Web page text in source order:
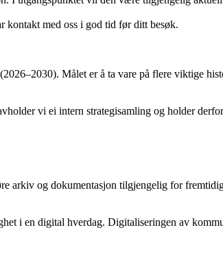
kontakt med oss i god tid før ditt besøk.
Målet er å ta vare på flere viktige
vi ei intern strategisamling og holder
arkiv og dokumentasjon tilgjengelig for
i en digital hverdag. Digitaliseringen av